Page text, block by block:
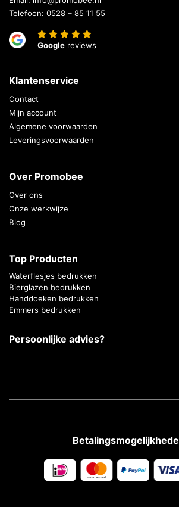
Telefoon: 0528 – 85 11 55
Google reviews
Klantenservice
Contact
Mijn account
Algemene voorwaarden
Leveringsvoorwaarden
Over Promobee
Over ons
Onze werkwijze
Blog
Top Producten
Waterflesjes bedrukken
Bierglazen bedrukken
Handdoeken bedrukken
Emmers bedrukken
Persoonlijke advies?